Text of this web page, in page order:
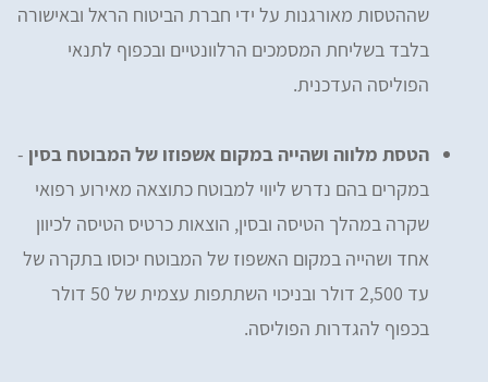
שההטסות מאורגנות על ידי חברת הביטוח הראל ובאישורה
בלבד בשליחת המסמכים הרלוונטיים ובכפוף לתנאי
הפוליסה העדכנית.
הטסת מלווה ושהייה במקום אשפוזו של המבוטח בסין -
במקרים בהם נדרש ליווי למבוטח כתוצאה מאירוע רפואי
שקרה במהלך הטיסה ובסין, הוצאות כרטיס הטיסה לכיוון
אחד ושהייה במקום האשפוז של המבוטח יכוסו בתקרה של
עד 2,500 דולר ובניכוי השתתפות עצמית של 50 דולר
בכפוף להגדרות הפוליסה.